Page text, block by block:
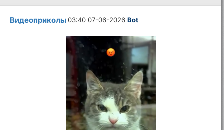
Видеоприколы03:40 07-06-2026Bot